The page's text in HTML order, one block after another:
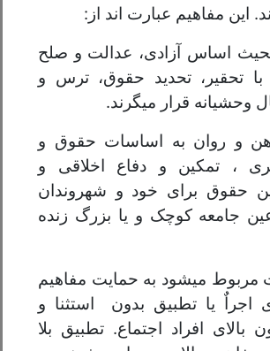
این مفاهیم عبارت اند از:
اساس آزادی، عدالت و صلح
با تحقیر، تحدید حقوق، ترس و
وحشیانه قرار میگرند.
و روان به اساسات حقوق و
، تمکین و دفاع اخلاقی و
حقوق برای خود و شهروندان
جامعه کوچک و یا بزرگ زنده
میشود به حمایت مفاهیم
اجراٌ یا تطبیق بدون استثنا و
بالای افراد اجتماع. تطبیق بلا